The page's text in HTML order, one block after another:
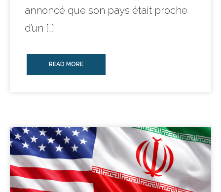
annoncé que son pays était proche
d’un […]
READ MORE